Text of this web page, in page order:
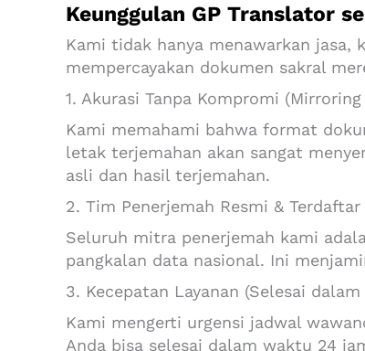
Keunggulan GP Translator
Kami tidak hanya menawarkan jasa,
mempercayakan dokumen sakral
1. Akurasi Tanpa Kompromi
Kami memahami bahwa format
letak terjemahan akan sangat
asli dan hasil terjemahan.
2. Tim Penerjemah Resmi & Terdaftar
Seluruh mitra penerjemah kami
pangkalan data nasional. Ini
3. Kecepatan Layanan (Selesai dalam
Kami mengerti urgensi jadwal
Anda bisa selesai dalam waktu 24